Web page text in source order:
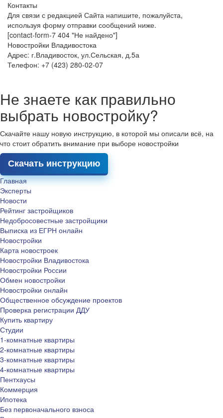
Контакты
Для связи с редакцией Сайта напишите, пожалуйста,
используя форму отправки сообщений ниже.
[contact-form-7 404 "Не найдено"]
Новостройки Владивостока
Адрес: г.Владивосток, ул.Сельская, д.5а
Телефон: +7 (423) 280-02-07
Не знаете как правильно
выбрать новостройку?
Скачайте нашу новую инструкцию, в которой мы описали всё, на
что стоит обратить внимание при выборе новостройки
Скачать инструкцию
Главная
Эксперты
Новости
Рейтинг застройщиков
Недобросовестные застройщики
Выписка из ЕГРН онлайн
Новостройки
Карта новостроек
Новостройки Владивостока
Новостройки России
Обмен новостройки
Новостройки онлайн
Общественное обсуждение проектов
Проверка регистрации ДДУ
Купить квартиру
Студии
1-комнатные квартиры
2-комнатные квартиры
3-комнатные квартиры
4-комнатные квартиры
Пентхаусы
Коммерция
Ипотека
Без первоначального взноса